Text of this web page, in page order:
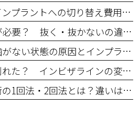
入れ歯が痛い…インプラントへの切り替え費用・期間・年齢の不安を解消
歯列矯正は抜歯が必要？ 抜く・抜かないの違いとメリットデメリット
無歯顎とは？ 歯がない状態の原因とインプラントなどの治療法
マウスピースが割れた？ インビザラインの変形・ひび割れなどのトラブル対処法
インプラント手術の1回法・2回法とは？違いは何？ それぞれのメリット・デメリット